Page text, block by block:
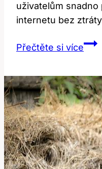
uživatelům
internetu bez
Přečtěte si více